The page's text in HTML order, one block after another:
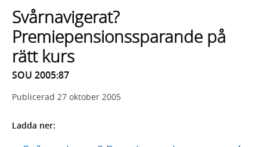
lista
med
sökförslag
Svårnavigerat?
Premiepensionssparande på
rätt kurs
SOU 2005:87
Publicerad 27 oktober 2005
Ladda ner: